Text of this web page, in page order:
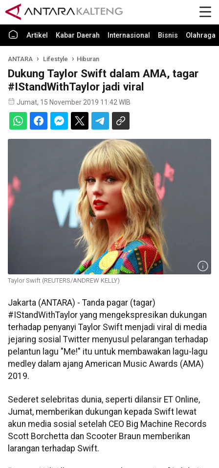
Artikel Kabar Daerah Internasional Bisnis Olahraga
ANTARA Lifestyle Hiburan
Dukung Taylor Swift dalam AMA, tagar
#IStandWithTaylor jadi viral
Jumat, 15 November 2019 11:42 WIB
Taylor Swift (REUTERS/ANDREW KELLY)
Jakarta (ANTARA) - Tanda pagar (tagar)
#IStandWithTaylor yang mengekspresikan dukungan
terhadap penyanyi Taylor Swift menjadi viral di media
jejaring sosial Twitter menyusul pelarangan terhadap
pelantun lagu "Me!" itu untuk membawakan lagu-lagu
medley dalam ajang American Music Awards (AMA)
2019.
Sederet selebritas dunia, seperti dilansir ET Online,
Jumat, memberikan dukungan kepada Swift lewat
akun media sosial setelah CEO Big Machine Records
Scott Borchetta dan Scooter Braun memberikan
larangan terhadap Swift.